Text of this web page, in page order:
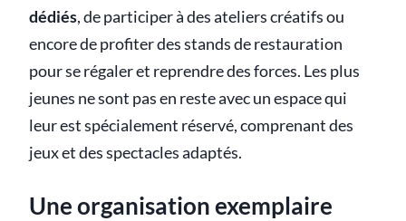
dédiés, de participer à des ateliers créatifs ou
encore de profiter des stands de restauration
pour se régaler et reprendre des forces. Les plus
jeunes ne sont pas en reste avec un espace qui
leur est spécialement réservé, comprenant des
jeux et des spectacles adaptés.
Une organisation exemplaire